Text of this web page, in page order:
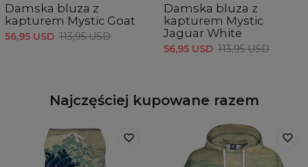
Damska bluza z
kapturem Mystic Goat
56,95 USD 113,95 USD
Damska bluza z
kapturem Mystic
Jaguar White
56,95 USD 113,95 USD
Najczęściej kupowane razem